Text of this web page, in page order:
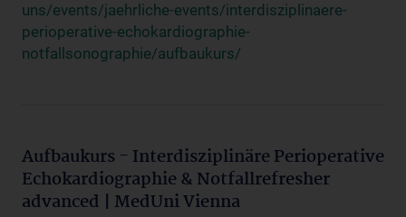
uns/events/jaehrliche-events/interdisziplinaere-
perioperative-echokardiographie-
notfallsonographie/aufbaukurs/
Aufbaukurs - Interdisziplinäre Perioperative
Echokardiographie & Notfallrefresher
advanced | MedUni Vienna